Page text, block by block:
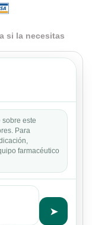
si la necesitas
este
Para
farmacéutico
➤